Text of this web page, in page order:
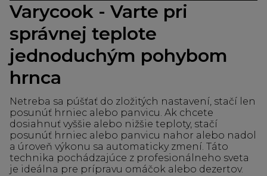
Varycook - Varte pri
správnej teplote
jednoduchým pohybom
hrnca
Netreba sa púšťať do zložitých nastavení, stačí len
posunúť hrniec alebo panvicu. Ak chcete
dosiahnuť vyššie alebo nižšie teploty, stačí
posunúť hrniec alebo panvicu nahor alebo nadol
a úroveň výkonu sa automaticky zmení. Táto
technika pochádzajúce z profesionálneho sveta
je ideálna pre prípravu omáčok alebo dezertov.